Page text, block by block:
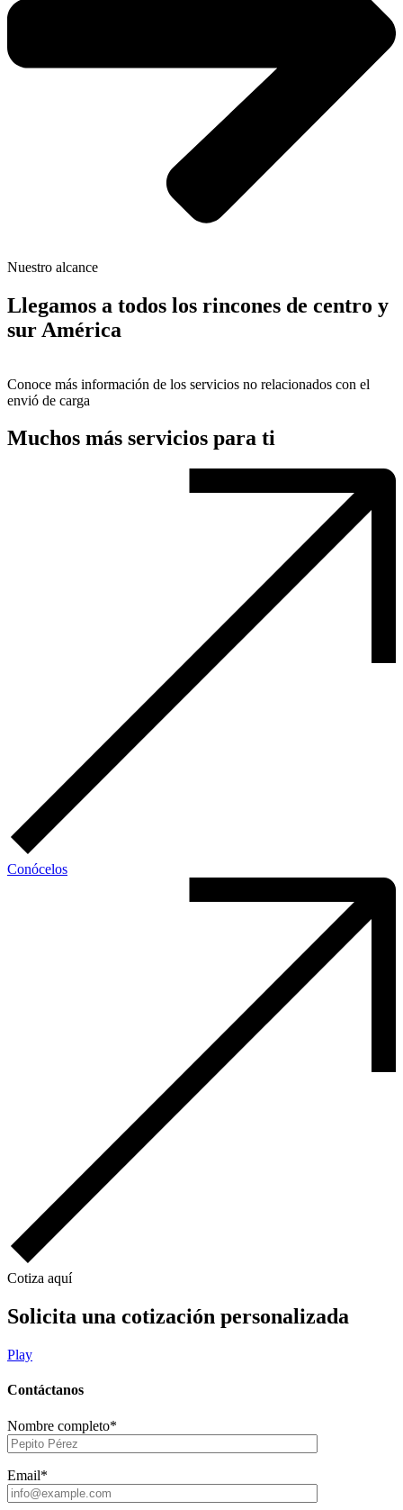
Nuestro alcance
Llegamos a todos los rincones de centro y
sur América
Conoce más información de los servicios no relacionados con el
envió de carga
Muchos más servicios para ti
Conócelos
Cotiza aquí
Solicita una cotización personalizada
Play
Contáctanos
Nombre completo*
Email*